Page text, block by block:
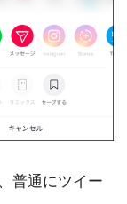
普通にツイー